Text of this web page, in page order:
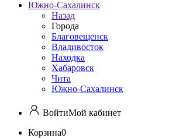
Южно-Сахалинск
Назад
Города
Благовещенск
Владивосток
Находка
Хабаровск
Чита
Южно-Сахалинск
ВойтиМой кабинет
Корзина0